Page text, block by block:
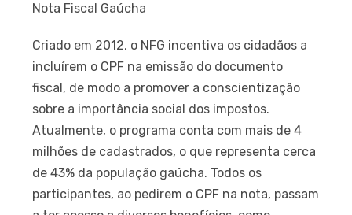
Nota Fiscal Gaúcha
Criado em 2012, o NFG incentiva os cidadãos a
incluírem o CPF na emissão do documento
fiscal, de modo a promover a conscientização
sobre a importância social dos impostos.
Atualmente, o programa conta com mais de 4
milhões de cadastrados, o que representa cerca
de 43% da população gaúcha. Todos os
participantes, ao pedirem o CPF na nota, passam